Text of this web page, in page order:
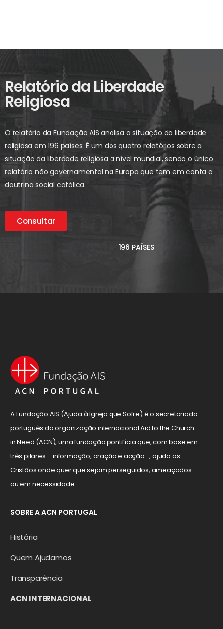
Relatório da Liberdade
Religiosa
O relatório da Fundação AIS analisa a situação da liberdade
religiosa em 196 países. É um dos quatro relatórios sobre a
situação da liberdade religiosa a nível mundial, sendo o único
relatório não governamental na Europa que tem em conta a
doutrina social católica.
Consultar
196 PAÍSES
A Fundação AIS (Ajuda à Igreja que Sofre) é o secretariado
português da organização internacional Aid to the Church
in Need (ACN), uma fundação pontifícia que, com base em
três pilares – informação, oração e acção -, ajuda os
Cristãos onde quer que sejam perseguidos, ameaçados
ou em necessidade.
SOBRE A ACN PORTUGAL
História
Quem Ajudamos
Transparência
ACN INTERNACIONAL